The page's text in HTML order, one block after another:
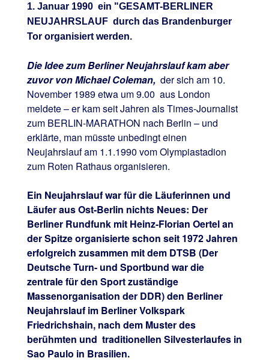
1. Januar 1990 ein "GESAMT-BERLINER
NEUJAHRSLAUF durch das Brandenburger
Tor organisiert werden.
Die Idee zum Berliner Neujahrslauf kam aber
zuvor von Michael Coleman,der sich am 10.
November 1989 etwa um 9.00 aus London
meldete – er kam seit Jahren als Times-Journalist
zum BERLIN-MARATHON nach Berlin – und
erklärte, man müsste unbedingt einen
Neujahrslauf am 1.1.1990 vom Olympiastadion
zum Roten Rathaus organisieren.
Ein Neujahrslauf war für die Läuferinnen und
Läufer aus Ost-Berlin nichts Neues: Der
Berliner Rundfunk mit Heinz-Florian Oertel an
der Spitze organisierte schon seit 1972 Jahren
erfolgreich zusammen mit dem DTSB (Der
Deutsche Turn- und Sportbund war die
zentrale für den Sport zuständige
Massenorganisation der DDR) den Berliner
Neujahrslauf im Berliner Volkspark
Friedrichshain, nach dem Muster des
berühmten und traditionellen Silvesterlaufes in
Sao Paulo in Brasilien.